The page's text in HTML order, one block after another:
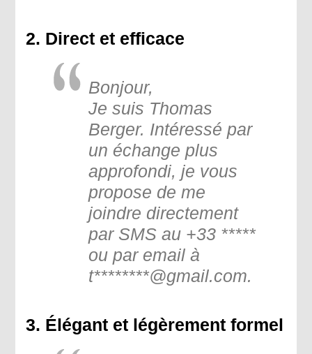
2. Direct et efficace
Bonjour,
Je suis Thomas
Berger. Intéressé par
un échange plus
approfondi, je vous
propose de me
joindre directement
par SMS au +33 *****
ou par email à
t********@gmail.com.
3. Élégant et légèrement formel